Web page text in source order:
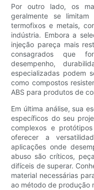
Por outro lado, os
geralmente se limitam
termofixos e metais,
indústria. Embora a
injeção pareça mais
consagrados que
desempenho,
especializadas podem
como compostos
ABS para produtos de
Em última análise, sua
específicos do seu
complexos e
oferecer a
aplicações onde
abuso são críticos,
difíceis de superar.
material necessárias
ao método de produção